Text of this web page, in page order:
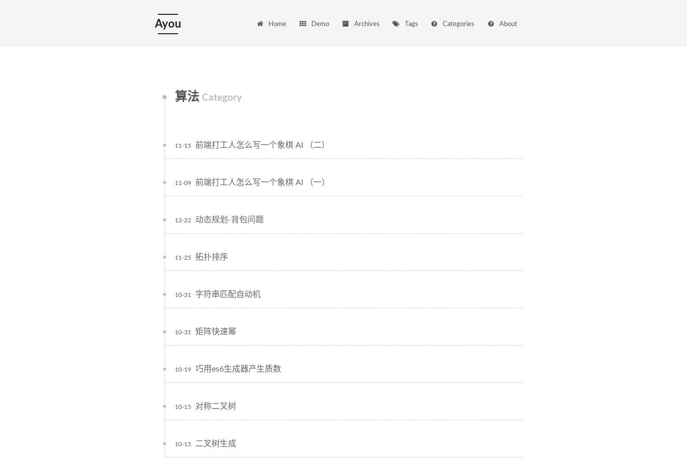
Ayou Home Demo Archives Tags Categories About
算法 Category
前端打工人怎么写一个象棋 AI （二）
11-15
前端打工人怎么写一个象棋 AI （一）
11-09
动态规划-背包问题
12-22
拓扑排序
11-25
字符串匹配自动机
10-31
矩阵快速幂
10-31
巧用es6生成器产生质数
10-19
对称二叉树
10-15
二叉树生成
10-15